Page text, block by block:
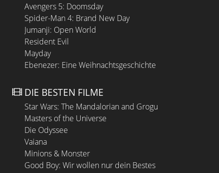
Avengers 5: Doomsday
Spider-Man 4: Brand New Day
Jumanji: Open World
Resident Evil
Mayday
Ebenezer: Eine Weihnachtsgeschichte
DIE BESTEN FILME
Star Wars: The Mandalorian and Grogu
Masters of the Universe
Die Odyssee
Vaiana
Minions & Monster
Good Boy: Wir wollen nur dein Bestes